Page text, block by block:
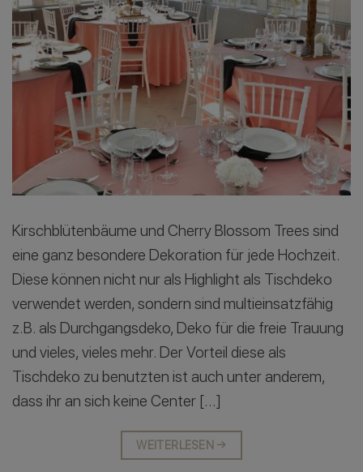
Kirschblütenbäume und Cherry Blossom Trees sind
eine ganz besondere Dekoration für jede Hochzeit.
Diese können nicht nur als Highlight als Tischdeko
verwendet werden, sondern sind multieinsatzfähig
z.B. als Durchgangsdeko, Deko für die freie Trauung
und vieles, vieles mehr. Der Vorteil diese als
Tischdeko zu benutzten ist auch unter anderem,
dass ihr an sich keine Center […]
WEITERLESEN →